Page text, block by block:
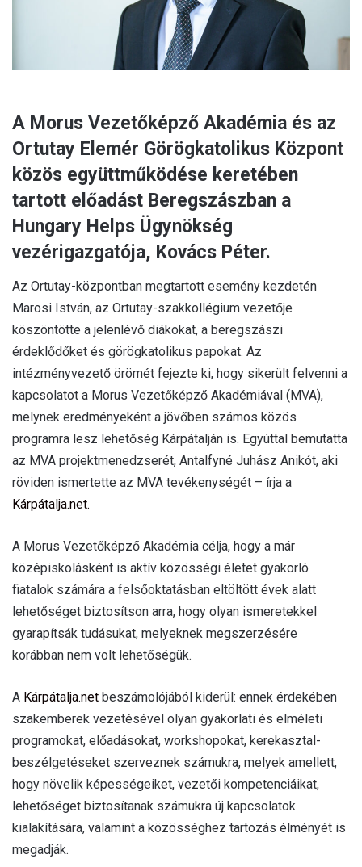
A Morus Vezetőképző Akadémia és az
Ortutay Elemér Görögkatolikus Központ
közös együttműködése keretében
tartott előadást Beregszászban a
Hungary Helps Ügynökség
vezérigazgatója, Kovács Péter.
Az Ortutay-központban megtartott esemény kezdetén
Marosi István, az Ortutay-szakkollégium vezetője
köszöntötte a jelenlévő diákokat, a beregszászi
érdeklődőket és görögkatolikus papokat. Az
intézményvezető örömét fejezte ki, hogy sikerült felvenni a
kapcsolatot a Morus Vezetőképző Akadémiával (MVA),
melynek eredményeként a jövőben számos közös
programra lesz lehetőség Kárpátalján is. Egyúttal bemutatta
az MVA projektmenedzserét, Antalfyné Juhász Anikót, aki
röviden ismertette az MVA tevékenységét – írja a
Kárpátalja.net.
A Morus Vezetőképző Akadémia célja, hogy a már
középiskolásként is aktív közösségi életet gyakorló
fiatalok számára a felsőoktatásban eltöltött évek alatt
lehetőséget biztosítson arra, hogy olyan ismeretekkel
gyarapítsák tudásukat, melyeknek megszerzésére
korábban nem volt lehetőségük.
A Kárpátalja.net beszámolójából kiderül: ennek érdekében
szakemberek vezetésével olyan gyakorlati és elméleti
programokat, előadásokat, workshopokat, kerekasztal-
beszélgetéseket szerveznek számukra, melyek amellett,
hogy növelik képességeiket, vezetői kompetenciáikat,
lehetőséget biztosítanak számukra új kapcsolatok
kialakítására, valamint a közösséghez tartozás élményét is
megadják.